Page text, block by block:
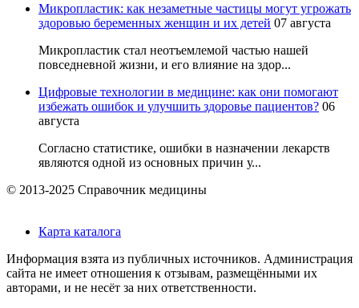
Микропластик: как незаметные частицы могут угрожать
здоровью беременных женщин и их детей 07 августа
Микропластик стал неотъемлемой частью нашей
повседневной жизни, и его влияние на здор...
Цифровые технологии в медицине: как они помогают
избежать ошибок и улучшить здоровье пациентов? 06
августа
Согласно статистике, ошибки в назначении лекарств
являются одной из основных причин у...
© 2013-2025 Справочник медицины
Карта каталога
Информация взята из публичных источников. Администрация
сайта не имеет отношения к отзывам, размещёнными их
авторами, и не несёт за них ответственности.